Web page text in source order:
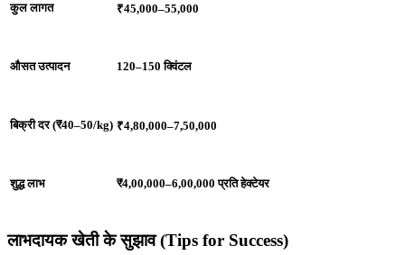
कुल लागत ₹45,000–55,000
औसत उत्पादन 120–150 क्विंटल
बिक्री दर (₹40–50/kg) ₹4,80,000–7,50,000
शुद्ध लाभ ₹4,00,000–6,00,000 प्रति हेक्टेयर
लाभदायक खेती के सुझाव (Tips for Success)